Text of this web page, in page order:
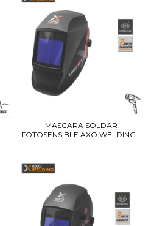
MASCARA SOLDAR
FOTOSENSIBLE AXO WELDING...